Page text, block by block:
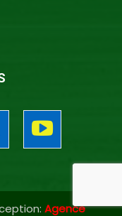
Agence